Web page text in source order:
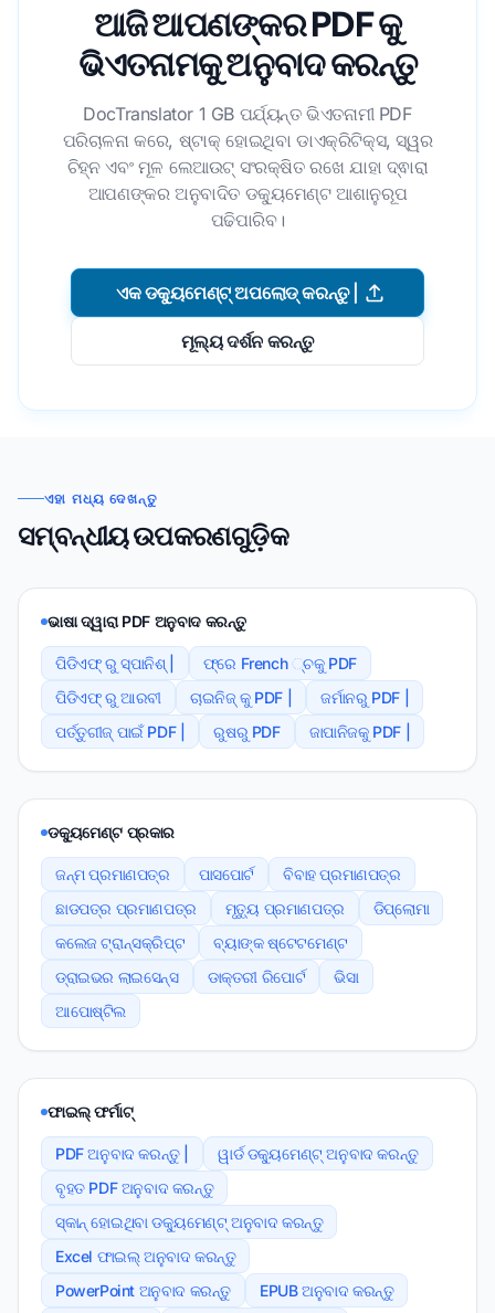
ଆଜି ଆପଣଙ୍କର PDF କୁ
ଭିଏତନାମକୁ ଅନୁବାଦ କରନ୍ତୁ
DocTranslator 1 GB ପର୍ଯ୍ୟନ୍ତ ଭିଏତନାମୀ PDF
ପରିଚାଳନା କରେ, ଷ୍ଟାକ୍ ହୋଇଥିବା ଡାଏକ୍ରିଟିକ୍ସ, ସ୍ୱର
ଚିହ୍ନ ଏବଂ ମୂଳ ଲେଆଉଟ୍ ସଂରକ୍ଷିତ ରଖେ ଯାହା ଦ୍ଵାରା
ଆପଣଙ୍କର ଅନୁବାଦିତ ଡକ୍ୟୁମେଣ୍ଟ ଆଶାନୁରୂପ
ପଢିପାରିବ।
ଏକ ଡକ୍ୟୁମେଣ୍ଟ୍ ଅପଲୋଡ୍ କରନ୍ତୁ |
ମୂଲ୍ୟ ଦର୍ଶନ କରନ୍ତୁ
ଏହା ମଧ୍ୟ ଦେଖନ୍ତୁ
ସମ୍ବନ୍ଧୀୟ ଉପକରଣଗୁଡ଼ିକ
ଭାଷା ଦ୍ୱାରା PDF ଅନୁବାଦ କରନ୍ତୁ
ପିଡିଏଫ୍ ରୁ ସ୍ପାନିଶ୍ |
ଫ୍ରେ French ୍ଚକୁ PDF
ପିଡିଏଫ୍ ରୁ ଆରବୀ
ଚାଇନିଜ୍ କୁ PDF |
ଜର୍ମାନରୁ PDF |
ପର୍ତ୍ତୁଗୀଜ୍ ପାଇଁ PDF |
ରୁଷରୁ PDF ଜାପାନିଜକୁ PDF |
ଡକ୍ୟୁମେଣ୍ଟ ପ୍ରକାର
ଜନ୍ମ ପ୍ରମାଣପତ୍ର ପାସପୋର୍ଟ
ବିବାହ ପ୍ରମାଣପତ୍ର
ଛାଡପତ୍ର ପ୍ରମାଣପତ୍ର
ମୃତ୍ୟୁ ପ୍ରମାଣପତ୍ର
ଡିପ୍ଲୋମା
କଲେଜ ଟ୍ରାନ୍ସକ୍ରିପ୍ଟ
ବ୍ୟାଙ୍କ ଷ୍ଟେଟମେଣ୍ଟ
ଡ୍ରାଇଭର ଲାଇସେନ୍ସ
ଡାକ୍ତରୀ ରିପୋର୍ଟ
ଭିସା
ଆପୋଷ୍ଟିଲ
ଫାଇଲ୍ ଫର୍ମାଟ୍
PDF ଅନୁବାଦ କରନ୍ତୁ |
ୱାର୍ଡ ଡକ୍ୟୁମେଣ୍ଟ୍ ଅନୁବାଦ କରନ୍ତୁ
ବୃହତ PDF ଅନୁବାଦ କରନ୍ତୁ
ସ୍କାନ୍ ହୋଇଥିବା ଡକ୍ୟୁମେଣ୍ଟ୍ ଅନୁବାଦ କରନ୍ତୁ
Excel ଫାଇଲ୍ ଅନୁବାଦ କରନ୍ତୁ
PowerPoint ଅନୁବାଦ କରନ୍ତୁ
EPUB ଅନୁବାଦ କରନ୍ତୁ